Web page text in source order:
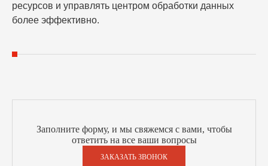
ресурсов и управлять центром обработки данных
более эффективно.
Заполните форму, и мы свяжемся с вами, чтобы
ответить на все ваши вопросы
ЗАКАЗАТЬ ЗВОНОК